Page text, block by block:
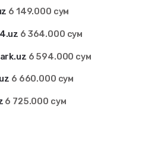
6 149.000 сум
6 364.000 сум
6 594.000 сум
6 660.000 сум
6 725.000 сум